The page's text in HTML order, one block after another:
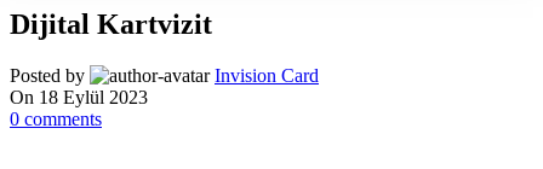
Dijital Kartvizit
Posted by
Invision Card
On 18 Eylül 2023
0 comments